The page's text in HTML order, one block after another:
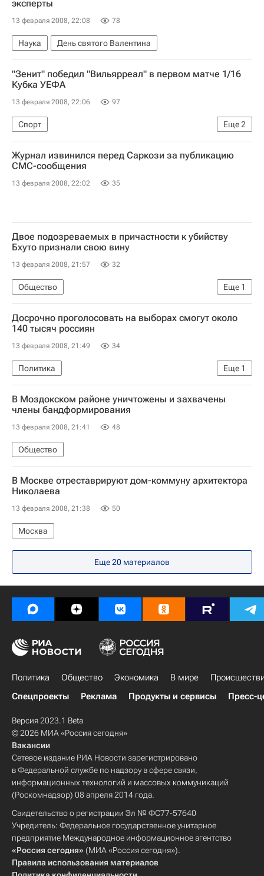
эксперты
13 февраля 2008, 22:08 78
Наука День святого Валентина
"Зенит" победил "Вильярреал" в первом матче 1/16
Кубка УЕФА
13 февраля 2008, 22:06 97
Еще2
Спорт
Российские клубы в Кубке УЕФА 2007-2008
Кубок УЕФА 2007-2008
Журнал извинился перед Саркози за публикацию
СМС-сообщения
13 февраля 2008, 22:02 35
Двое подозреваемых в причастности к убийству
Бхуто признали свою вину
13 февраля 2008, 21:57 32
Еще 1
Общество
Противостояние в Пакистане: развитие событий
Досрочно проголосовать на выборах смогут около
140 тысяч россиян
13 февраля 2008, 21:49 34
Еще 1
Политика
Кампания по выборам президента России
В Моздокском районе уничтожены и захвачены
члены бандформирования
13 февраля 2008, 21:41 48
Общество
В Москве отреставрируют дом-коммуну архитектора
Николаева
13 февраля 2008, 21:38 50
Москва
Еще 20 материалов
Политика Общество Экономика В мире
Спецпроекты
Реклама Продукты и сервисы Пресс-
Версия 2023.1 Beta
© 2026 МИА «Россия сегодня»
Вакансии
Сетевое издание РИА Новости зарегистрировано
в Федеральной службе по надзору в сфере связи,
информационных технологий и массовых коммуникаций
(Роскомнадзор) 08 апреля 2014 года.
Свидетельство о регистрации Эл № ФС77-57640
Учредитель: Федеральное государственное унитарное
предприятие Международное информационное агентство
«Россия сегодня» (МИА «Россия сегодня»).
Правила использования материалов